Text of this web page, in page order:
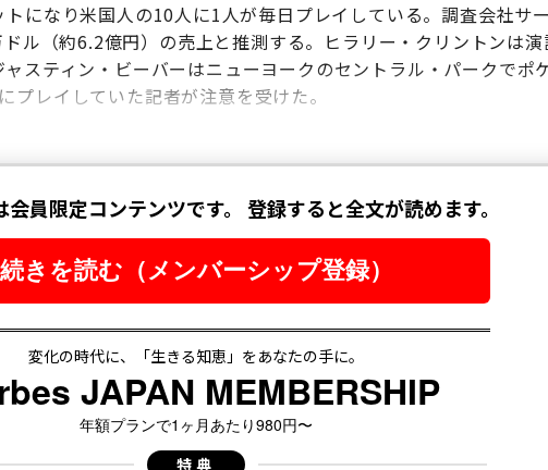
になり米国人の10人に1人が毎日プレイしている。調査会社サ
ル（約6.2億円）の売上と推測する。ヒラリー・クリントンは演
スティン・ビーバーはニューヨークのセントラル・パークでポ
プレイしていた記者が注意を受けた。